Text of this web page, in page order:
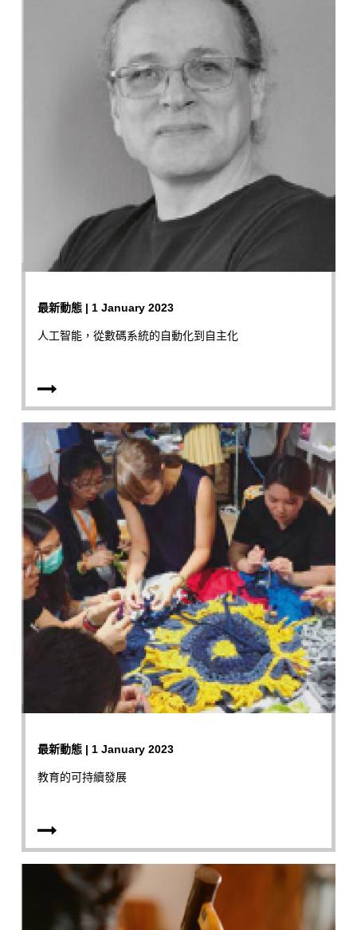
最新動態 | 1 January 2023
人工智能，從數碼系統的自動化到自主化
最新動態 | 1 January 2023
教育的可持續發展